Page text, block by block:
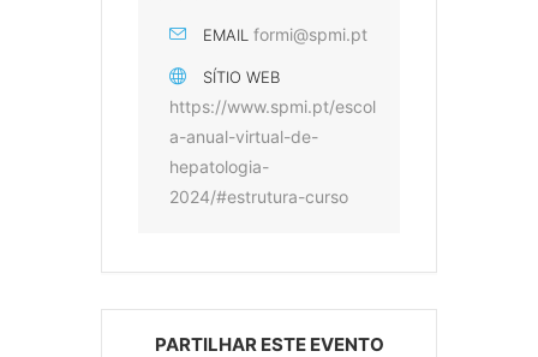
EMAIL formi@spmi.pt
SÍTIO WEB
https://www.spmi.pt/escol
a-anual-virtual-de-
hepatologia-
2024/#estrutura-curso
PARTILHAR ESTE EVENTO